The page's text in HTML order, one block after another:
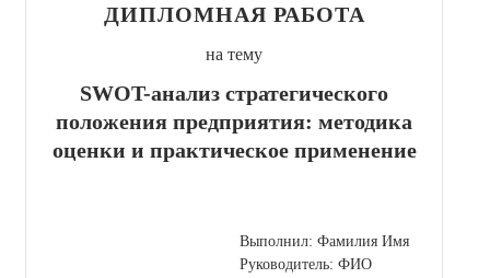
ДИПЛОМНАЯ РАБОТА
на тему
SWOT-анализ стратегического
положения предприятия: методика
оценки и практическое применение
Выполнил: Фамилия Имя
Руководитель: ФИО